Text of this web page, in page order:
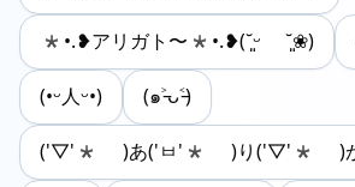
*•.❥アリガト〜*•.❥(˘͈ᵕ ˘͈❀)
(•ᵕ人ᵕ•) (๑˃̵ᴗ˂̵)
('▽'* )あ('ㅂ'* )り('▽'* )